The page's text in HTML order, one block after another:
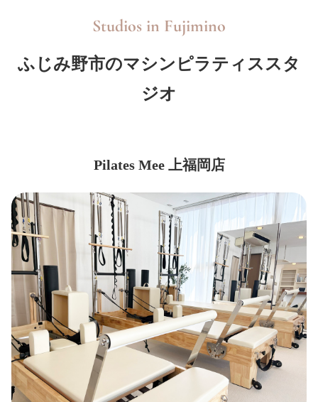
Studios in Fujimino
ふじみ野市のマシンピラティススタ
ジオ
Pilates Mee 上福岡店